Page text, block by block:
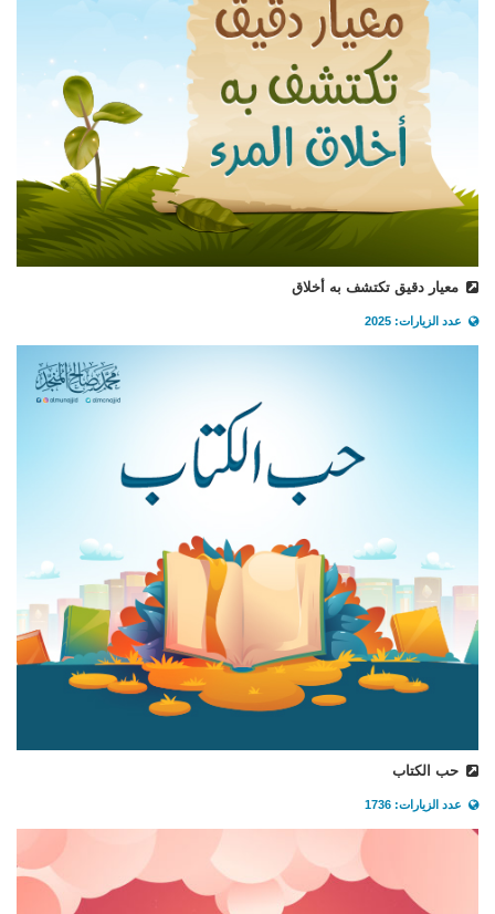
معيار دقيق تكتشف به أخلاق
عدد الزيارات: 2025
حب الكتاب
عدد الزيارات: 1736